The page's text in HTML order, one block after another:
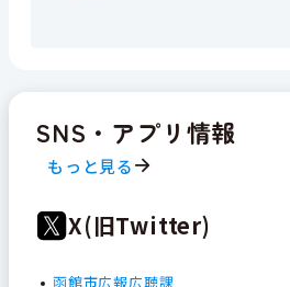
SNS・アプリ情報
もっと見る
X(旧Twitter)
函館市広報広聴課